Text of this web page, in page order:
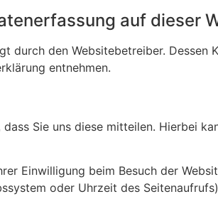
auf dieser
durch den Websitebetreiber. Dessen
entnehmen.
Sie uns diese mitteilen. Hierbei
Einwilligung beim Besuch der
oder Uhrzeit des